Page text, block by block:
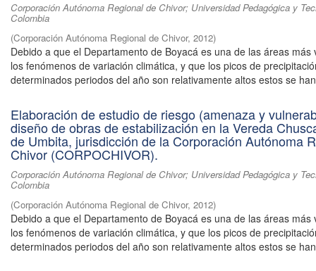
Corporación Autónoma Regional de Chivor; Universidad Pedagógica y
Colombia
(Corporación Autónoma Regional de Chivor, 2012)
Debido a que el Departamento de Boyacá es una de las áreas más
los fenómenos de variación climática, y que los picos de
determinados periodos del año son relativamente altos estos se
Elaboración de estudio de riesgo (amenaza y
diseño de obras de estabilización en la Vereda
de Umbita, jurisdicción de la Corporación Autónoma
Chivor (CORPOCHIVOR).
Corporación Autónoma Regional de Chivor; Universidad Pedagógica y
Colombia
(Corporación Autónoma Regional de Chivor, 2012)
Debido a que el Departamento de Boyacá es una de las áreas más
los fenómenos de variación climática, y que los picos de
determinados periodos del año son relativamente altos estos se